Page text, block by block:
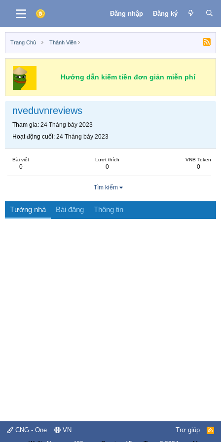
Đăng nhập Đăng ký
Trang Chủ Thành Viên
Hướng dẫn kiếm tiền đơn giản miễn phí
nveduvnreviews
Tham gia 24 Tháng bảy 2023
Hoạt động cuối 24 Tháng bảy 2023
Bài viết
0
Lượt thích
0
VNB Token
0
Tìm kiếm
Tường nhà Bài đăng Thông tin
CNG - One VN Trợ giúp
R